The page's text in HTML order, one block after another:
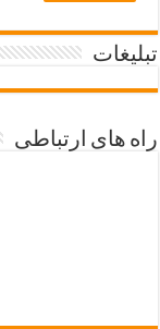
تبلیغات
راه های ارتباطی